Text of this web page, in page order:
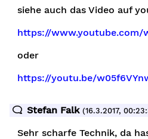
siehe auch das Video auf
https://www.youtube.com/
oder
https://youtu.be/
Stefan Falk (16.3.2017,
Sehr scharfe Technik, da